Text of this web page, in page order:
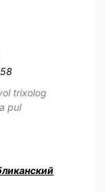
trixolog
pul